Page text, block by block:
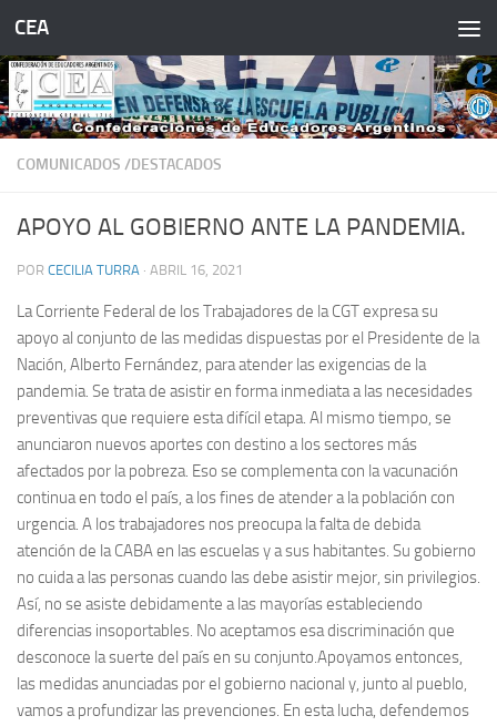
Saltar al contenido
CEA
COMUNICADOS /DESTACADOS
APOYO AL GOBIERNO ANTE LA PANDEMIA.
POR CECILIA TURRA · ABRIL 16, 2021
La Corriente Federal de los Trabajadores de la CGT expresa su
apoyo al conjunto de las medidas dispuestas por el Presidente de la
Nación, Alberto Fernández, para atender las exigencias de la
pandemia. Se trata de asistir en forma inmediata a las necesidades
preventivas que requiere esta difícil etapa. Al mismo tiempo, se
anunciaron nuevos aportes con destino a los sectores más
afectados por la pobreza. Eso se complementa con la vacunación
continua en todo el país, a los fines de atender a la población con
urgencia. A los trabajadores nos preocupa la falta de debida
atención de la CABA en las escuelas y a sus habitantes. Su gobierno
no cuida a las personas cuando las debe asistir mejor, sin privilegios.
Así, no se asiste debidamente a las mayorías estableciendo
diferencias insoportables. No aceptamos esa discriminación que
desconoce la suerte del país en su conjunto.Apoyamos entonces,
las medidas anunciadas por el gobierno nacional y, junto al pueblo,
vamos a profundizar las prevenciones. En esta lucha, defendemos